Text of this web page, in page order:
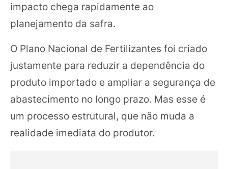
impacto chega rapidamente ao
planejamento da safra.
O Plano Nacional de Fertilizantes foi criado
justamente para reduzir a dependência do
produto importado e ampliar a segurança de
abastecimento no longo prazo. Mas esse é
um processo estrutural, que não muda a
realidade imediata do produtor.